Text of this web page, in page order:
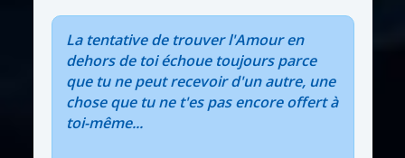
La tentative de trouver l'Amour en
dehors de toi échoue toujours parce
que tu ne peut recevoir d'un autre, une
chose que tu ne t'es pas encore offert à
toi-même...